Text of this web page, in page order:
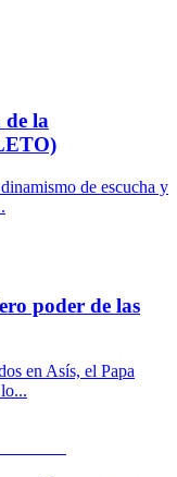
la
de escucha y
poder de las
en Asís, el Papa